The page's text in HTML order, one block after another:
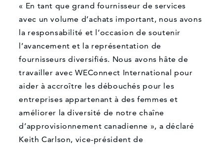
« En tant que grand fournisseur de services
avec un volume d’achats important, nous avons
la responsabilité et l’occasion de soutenir
l’avancement et la représentation de
fournisseurs diversifiés. Nous avons hâte de
travailler avec WEConnect International pour
aider à accroître les débouchés pour les
entreprises appartenant à des femmes et
améliorer la diversité de notre chaîne
d’approvisionnement canadienne », a déclaré
Keith Carlson, vice-président de